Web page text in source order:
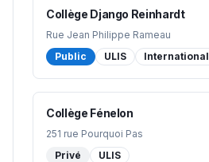
Collège Django Reinhardt
Rue Jean Philippe Rameau
Public
ULIS International
Collège Fénelon
251 rue Pourquoi Pas
Privé
ULIS